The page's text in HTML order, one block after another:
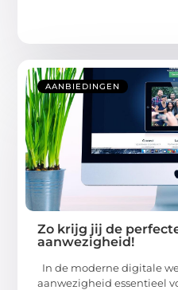
AANBIEDINGEN
Zo krijg jij de
aanwezigheid!
In de moderne digitale
aanwezigheid essentieel